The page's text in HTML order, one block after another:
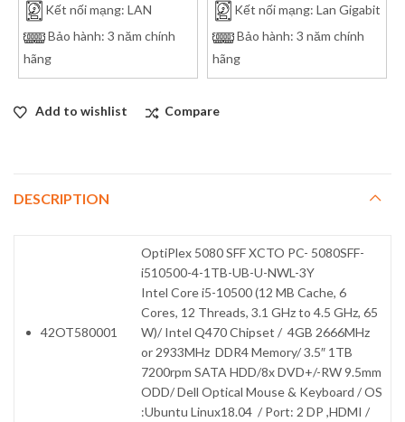
Kết nối mạng: LAN
Bảo hành: 3 năm chính
hãng
Kết nối mạng: Lan Gigabit
Bảo hành: 3 năm chính
hãng
Add to wishlist Compare
DESCRIPTION
42OT580001
OptiPlex 5080 SFF XCTO PC- 5080SFF-
i510500-4-1TB-UB-U-NWL-3Y
Intel Core i5-10500 (12 MB Cache, 6
Cores, 12 Threads, 3.1 GHz to 4.5 GHz, 65
W)/ Intel Q470 Chipset / 4GB 2666MHz
or 2933MHz DDR4 Memory/ 3.5″ 1TB
7200rpm SATA HDD/8x DVD+/-RW 9.5mm
ODD/ Dell Optical Mouse & Keyboard / OS
:Ubuntu Linux18.04 / Port: 2 DP ,HDMI /